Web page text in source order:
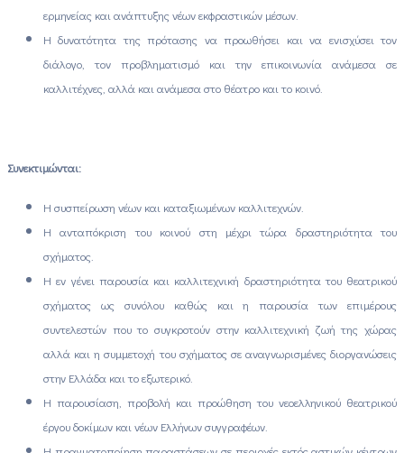
ερμηνείας και ανάπτυξης νέων εκφραστικών μέσων.
Η δυνατότητα της πρότασης να προωθήσει και να ενισχύσει τον
διάλογο, τον προβληματισμό και την επικοινωνία ανάμεσα σε
καλλιτέχνες, αλλά και ανάμεσα στο θέατρο και το κοινό.
Συνεκτιμώνται:
Η συσπείρωση νέων και καταξιωμένων καλλιτεχνών.
Η ανταπόκριση του κοινού στη μέχρι τώρα δραστηριότητα του
σχήματος.
Η εν γένει παρουσία και καλλιτεχνική δραστηριότητα του θεατρικού
σχήματος ως συνόλου καθώς και η παρουσία των επιμέρους
συντελεστών που το συγκροτούν στην καλλιτεχνική ζωή της χώρας
αλλά και η συμμετοχή του σχήματος σε αναγνωρισμένες διοργανώσεις
στην Ελλάδα και το εξωτερικό.
Η παρουσίαση, προβολή και προώθηση του νεοελληνικού θεατρικού
έργου δοκίμων και νέων Ελλήνων συγγραφέων.